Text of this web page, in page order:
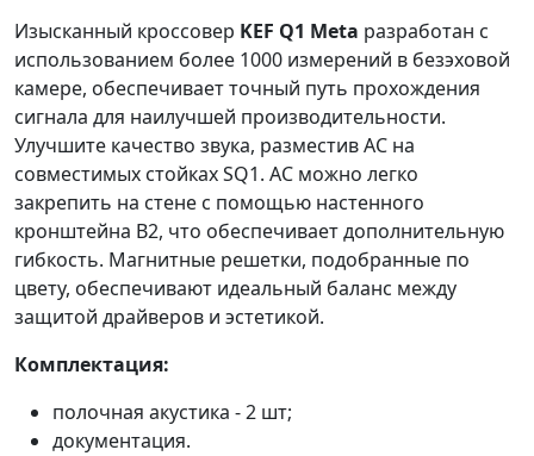
Изысканный кроссовер KEF Q1 Meta разработан с
использованием более 1000 измерений в безэховой
камере, обеспечивает точный путь прохождения
сигнала для наилучшей производительности.
Улучшите качество звука, разместив АС на
совместимых стойках SQ1. АС можно легко
закрепить на стене с помощью настенного
кронштейна B2, что обеспечивает дополнительную
гибкость. Магнитные решетки, подобранные по
цвету, обеспечивают идеальный баланс между
защитой драйверов и эстетикой.
Комплектация:
полочная акустика - 2 шт;
документация.